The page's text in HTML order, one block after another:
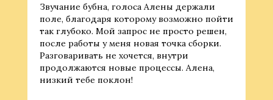
Звучание бубна, голоса Алены держали
поле, благодаря которому возможно пойти
так глубоко. Мой запрос не просто решен,
после работы у меня новая точка сборки.
Разговаривать не хочется, внутри
продолжаются новые процессы. Алена,
низкий тебе поклон!